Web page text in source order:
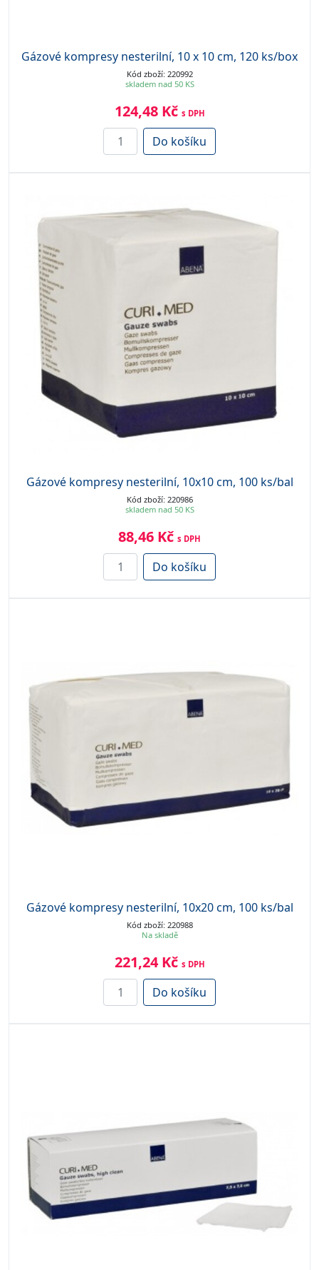
Gázové kompresy nesterilní, 10 x 10 cm, 120 ks/box
Kód zboží: 220992
skladem nad 50 KS
124,48 Kč s DPH
Do košíku
Gázové kompresy nesterilní, 10x10 cm, 100 ks/bal
Kód zboží: 220986
skladem nad 50 KS
88,46 Kč s DPH
Do košíku
Gázové kompresy nesterilní, 10x20 cm, 100 ks/bal
Kód zboží: 220988
Na skladě
221,24 Kč s DPH
Do košíku